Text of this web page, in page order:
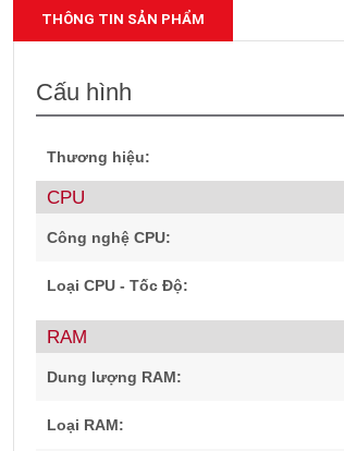
THÔNG TIN SẢN PHẨM
Cấu hình
Thương hiệu:
CPU
Công nghệ CPU:
Loại CPU - Tốc Độ:
RAM
Dung lượng RAM:
Loại RAM: